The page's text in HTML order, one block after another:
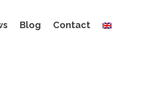
Blog Contact